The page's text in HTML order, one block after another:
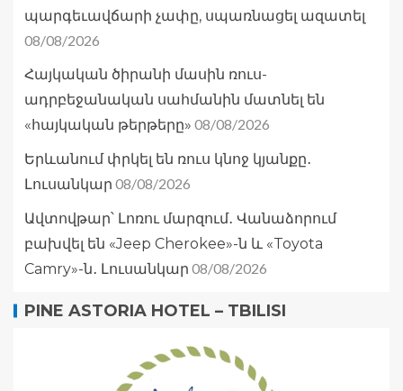
պարգեւավճարի չափը, սպառնացել ազատել
08/08/2026
Հայկական ծիրանի մասին ռուս-
ադրբեջանական սահմանին մատնել են
«հայկական թերթերը» 08/08/2026
Երևանում փրկել են ռուս կնոջ կյանքը․
Լուսանկար 08/08/2026
Ավտովթար՝ Լոռու մարզում․ Վանաձորում
բախվել են «Jeep Cherokee»-ն և «Toyota
Camry»-ն․ Լուսանկար 08/08/2026
PINE ASTORIA HOTEL – TBILISI